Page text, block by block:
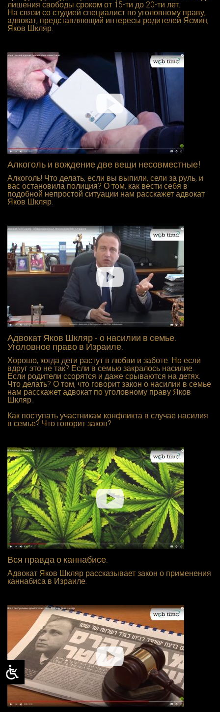
лишения свободы сроком от 15-ти до 20-ти лет.
На связи со студией специалист по уголовному праву,
адвокат, представляющий интересы родителей Ясмин,
Яков Шкляр.
Алкоголь и вождение две вещи несовместные!
Алкоголь! Что делать, если вы выпили, сели за руль, и
вас остановила полиция? О том, как вести себя в
подобной непростой ситуации нам расскажет адвокат
Яков Шкляр.
Адвокат Яков Шкляр - о насилии в семье.
Уголовное право в Израиле.
Хорошо, когда дети растут в любви и заботе. Но если
вдруг это не так? Если в семью закралось насилие.
Если родители ссорятся и даже срываются на детях.
Что делать? О том, что говорит закон о насилии в семье
нам расскажет адвокат по уголовному праву Яков
Шкляр.
Как поступать участникам конфликта в случае насилия
в семье? Что говорит закон?
Вся правда о каннабисе.
Адвокат Яков Шкляр рассказывает закон о применения
каннабиса в Израиле.